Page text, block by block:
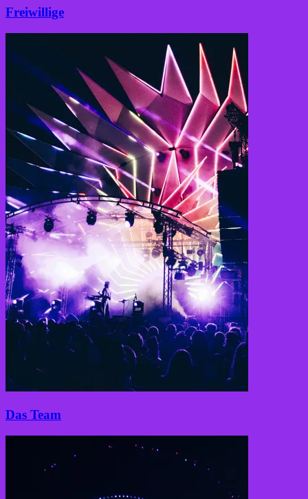
Freiwillige
Das Team